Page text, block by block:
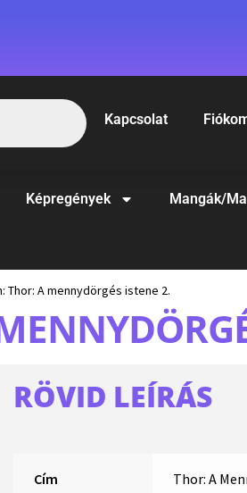
Kapcsolat
Képregények Mangák/
Thor: A mennydörgés istene 2.
RÖVID LEÍRÁS
Cím Thor: A